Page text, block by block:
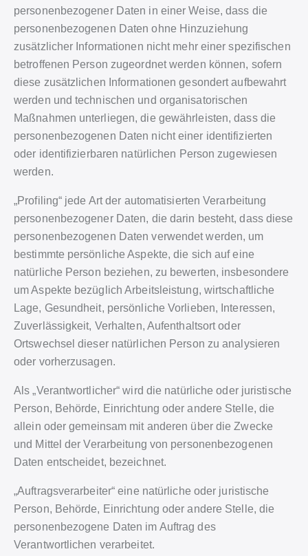
personenbezogener Daten in einer Weise, dass die
personenbezogenen Daten ohne Hinzuziehung
zusätzlicher Informationen nicht mehr einer spezifischen
betroffenen Person zugeordnet werden können, sofern
diese zusätzlichen Informationen gesondert aufbewahrt
werden und technischen und organisatorischen
Maßnahmen unterliegen, die gewährleisten, dass die
personenbezogenen Daten nicht einer identifizierten
oder identifizierbaren natürlichen Person zugewiesen
werden.
„Profiling“ jede Art der automatisierten Verarbeitung
personenbezogener Daten, die darin besteht, dass diese
personenbezogenen Daten verwendet werden, um
bestimmte persönliche Aspekte, die sich auf eine
natürliche Person beziehen, zu bewerten, insbesondere
um Aspekte bezüglich Arbeitsleistung, wirtschaftliche
Lage, Gesundheit, persönliche Vorlieben, Interessen,
Zuverlässigkeit, Verhalten, Aufenthaltsort oder
Ortswechsel dieser natürlichen Person zu analysieren
oder vorherzusagen.
Als „Verantwortlicher“ wird die natürliche oder juristische
Person, Behörde, Einrichtung oder andere Stelle, die
allein oder gemeinsam mit anderen über die Zwecke
und Mittel der Verarbeitung von personenbezogenen
Daten entscheidet, bezeichnet.
„Auftragsverarbeiter“ eine natürliche oder juristische
Person, Behörde, Einrichtung oder andere Stelle, die
personenbezogene Daten im Auftrag des
Verantwortlichen verarbeitet.